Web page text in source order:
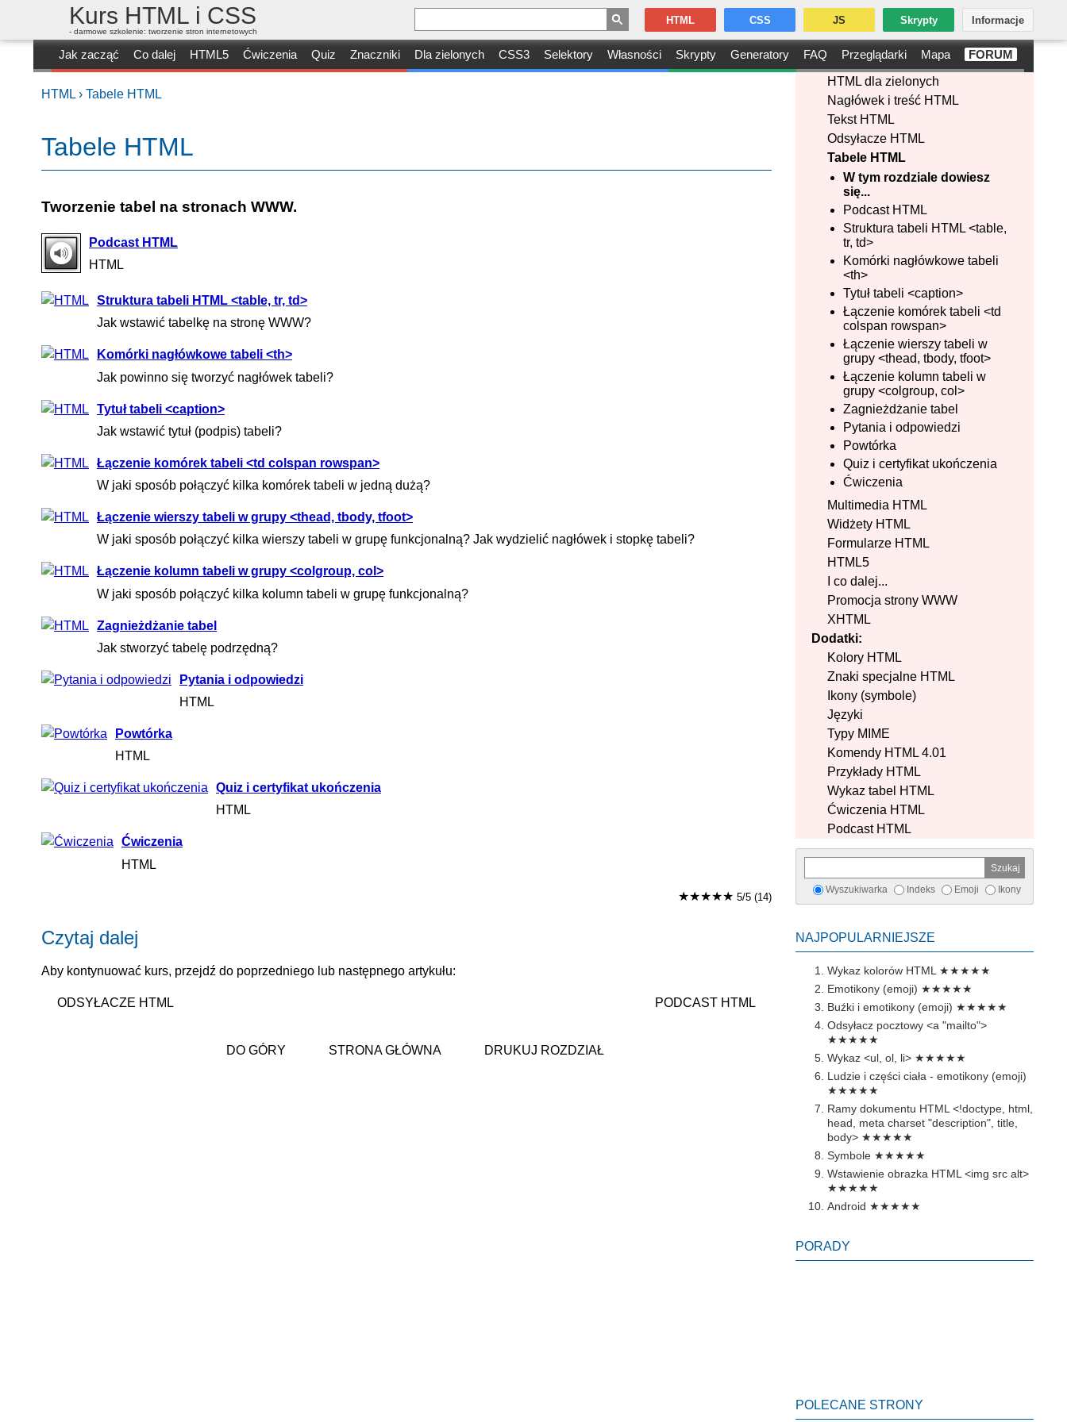
Kurs HTML i CSS
- darmowe szkolenie: tworzenie stron internetowych
Jak zacząć Co dalej HTML5 Ćwiczenia Quiz Znaczniki Dla zielonych CSS3 Selektory Własności Skrypty Generatory FAQ Przeglądarki Mapa FORUM
HTML
HTML dla zielonych
Nagłówek i treść HTML
Tekst HTML
Odsyłacze HTML
Tabele HTML
W tym rozdziale dowiesz
się...
Podcast HTML
Struktura tabeli HTML <table,
tr, td>
Komórki nagłówkowe tabeli
<th>
Tytuł tabeli <caption>
Łączenie komórek tabeli <td
colspan rowspan>
Łączenie wierszy tabeli w
grupy <thead, tbody, tfoot>
Łączenie kolumn tabeli w
grupy <colgroup, col>
Zagnieżdżanie tabel
Pytania i odpowiedzi
Powtórka
Quiz i certyfikat ukończenia
Ćwiczenia
Multimedia HTML
Widżety HTML
Formularze HTML
HTML5
I co dalej...
Promocja strony WWW
XHTML
Dodatki:
Kolory HTML
Znaki specjalne HTML
Ikony (symbole)
Języki
Typy MIME
Komendy HTML 4.01
Przykłady HTML
Wykaz tabel HTML
Ćwiczenia HTML
Podcast HTML
CSS JS Skrypty Informacje
Wyszukiwarka Indeks Emoji Ikony
NAJPOPULARNIEJSZE
Wykaz kolorów HTML ★★★★★
Emotikony (emoji) ★★★★★
Buźki i emotikony (emoji) ★★★★★
Odsyłacz pocztowy <a "mailto">
★★★★★
Wykaz <ul, ol, li> ★★★★★
Ludzie i części ciała - emotikony (emoji)
★★★★★
Ramy dokumentu HTML <!doctype, html,
head, meta charset "description", title,
body> ★★★★★
Symbole ★★★★★
Wstawienie obrazka HTML <img src alt>
★★★★★
Android ★★★★★
PORADY
POLECANE STRONY
HTML › Tabele HTML
Tabele HTML
Tworzenie tabel na stronach WWW.
Podcast HTML
HTML
Struktura tabeli HTML <table, tr, td>
Jak wstawić tabelkę na stronę WWW?
Komórki nagłówkowe tabeli <th>
Jak powinno się tworzyć nagłówek tabeli?
Tytuł tabeli <caption>
Jak wstawić tytuł (podpis) tabeli?
Łączenie komórek tabeli <td colspan rowspan>
W jaki sposób połączyć kilka komórek tabeli w jedną dużą?
Łączenie wierszy tabeli w grupy <thead, tbody, tfoot>
W jaki sposób połączyć kilka wierszy tabeli w grupę funkcjonalną? Jak wydzielić nagłówek i stopkę tabeli?
Łączenie kolumn tabeli w grupy <colgroup, col>
W jaki sposób połączyć kilka kolumn tabeli w grupę funkcjonalną?
Zagnieżdżanie tabel
Jak stworzyć tabelę podrzędną?
Pytania i odpowiedzi
HTML
Powtórka
HTML
Quiz i certyfikat ukończenia
HTML
Ćwiczenia
HTML
★★★★★ 5/5 (14)
Czytaj dalej
Aby kontynuować kurs, przejdź do poprzedniego lub następnego artykułu:
ODSYŁACZE HTML PODCAST HTML
DO GÓRY STRONA GŁÓWNA DRUKUJ ROZDZIAŁ